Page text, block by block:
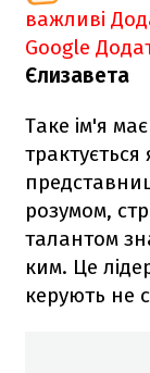
важливі
Google
Єлизавета
Таке ім'я
розумом,
талантом
ким. Це
керують не